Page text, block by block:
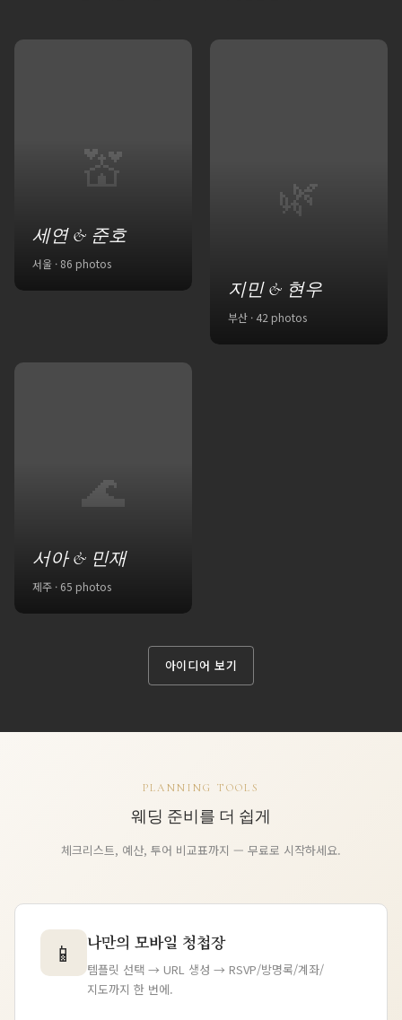
💒
세연 & 준호
서울 · 86 photos
🌿
지민 & 현우
부산 · 42 photos
🌊
서아 & 민재
제주 · 65 photos
아이디어 보기
PLANNING TOOLS
웨딩 준비를 더 쉽게
체크리스트, 예산, 투어 비교표까지 — 무료로 시작하세요.
📱 나만의 모바일 청첩장
템플릿 선택 → URL 생성 → RSVP/방명록/계좌/
지도까지 한 번에.